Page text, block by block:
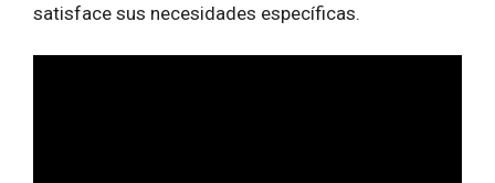
satisface sus necesidades específicas.